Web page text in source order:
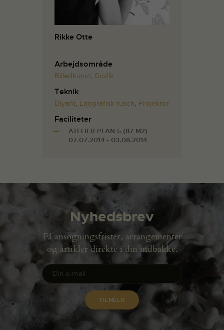
Rikke Otte
Arbejdsområde
Billedkunst, Grafik
Teknik
Blyant Litografisk tusch Projektor
Faciliteter
ATELIER PLAN 5 (87 M2)
07.07.2014 - 03.08.2014
Nyhedsbrev
Få ansøgningsfrister, arrangementer
og artikler direkte i din indbakke.